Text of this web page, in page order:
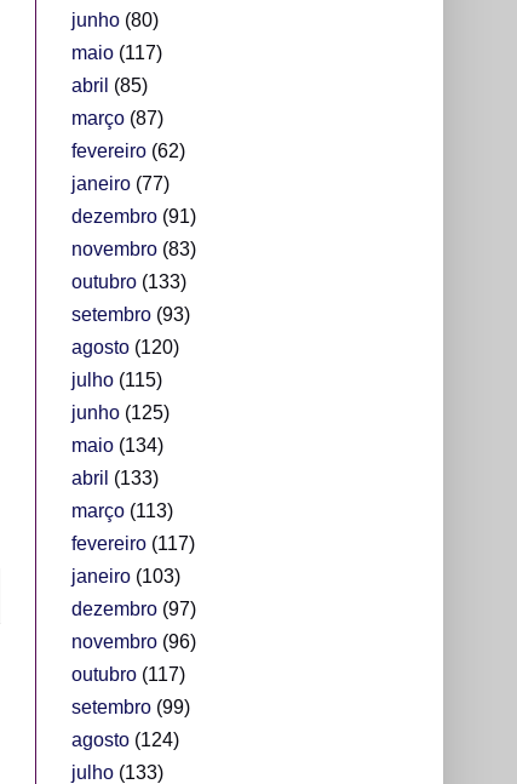
junho(80)
maio(117)
abril (85)
março(87)
fevereiro(62)
janeiro(77)
dezembro(91)
novembro(83)
outubro(133)
setembro(93)
agosto(120)
julho(115)
junho(125)
maio(134)
abril (133)
março(113)
fevereiro(117)
janeiro(103)
dezembro(97)
novembro(96)
outubro(117)
setembro(99)
agosto(124)
julho(133)